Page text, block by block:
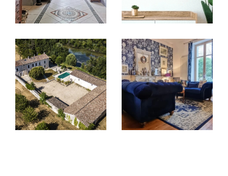
Que vous soyez propriétaire, investisseur ou
vous écouter, vous conseiller et vous
accompagner à chaque étape de votre projet
immobilier en Charente.
Votre bien, entre de bonnes mains